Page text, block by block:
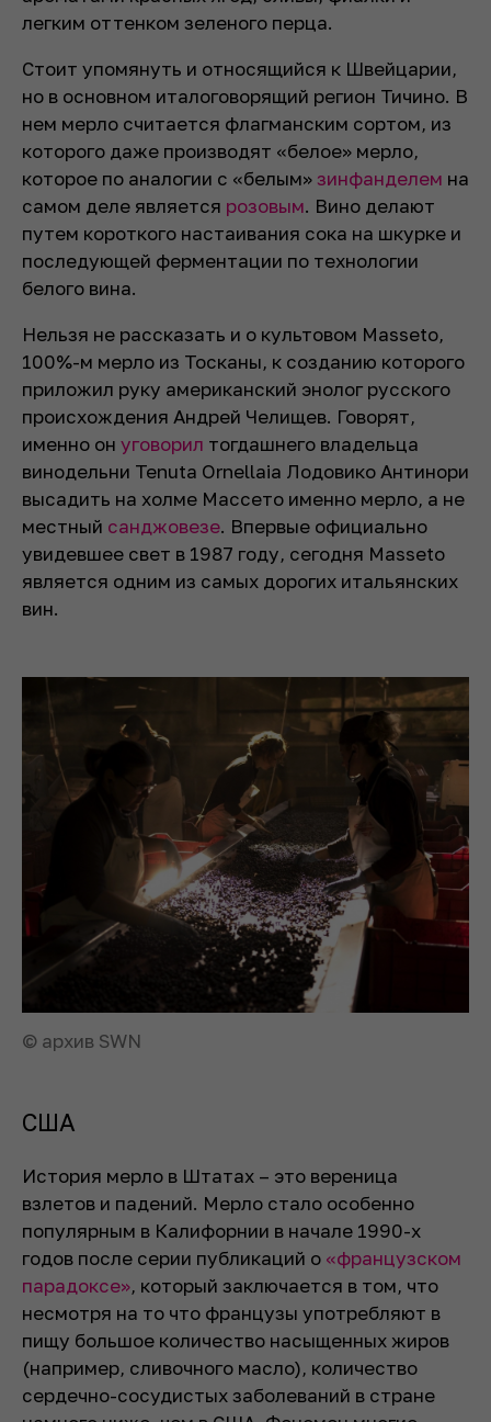
легким оттенком зеленого перца.
Стоит упомянуть и относящийся к Швейцарии,
но в основном италоговорящий регион Тичино. В
нем мерло считается флагманским сортом, из
которого даже производят «белое» мерло,
которое по аналогии с «белым» зинфанделем на
самом деле является розовым. Вино делают
путем короткого настаивания сока на шкурке и
последующей ферментации по технологии
белого вина.
Нельзя не рассказать и о культовом Masseto,
100%-м мерло из Тосканы, к созданию которого
приложил руку американский энолог русского
происхождения Андрей Челищев. Говорят,
именно он уговорил тогдашнего владельца
винодельни Tenuta Ornellaia Лодовико Антинори
высадить на холме Массето именно мерло, а не
местный санджовезе. Впервые официально
увидевшее свет в 1987 году, сегодня Masseto
является одним из самых дорогих итальянских
вин.
© архив SWN
США
История мерло в Штатах – это вереница
взлетов и падений. Мерло стало особенно
популярным в Калифорнии в начале 1990-х
годов после серии публикаций о «французском
парадоксе», который заключается в том, что
несмотря на то что французы употребляют в
пищу большое количество насыщенных жиров
(например, сливочного масло), количество
сердечно-сосудистых заболеваний в стране